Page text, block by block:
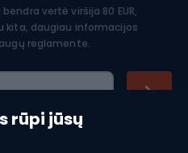
rūpi jūsų
vertė viršija 80 EUR,
kita, daugiau informacijos
reglamente.